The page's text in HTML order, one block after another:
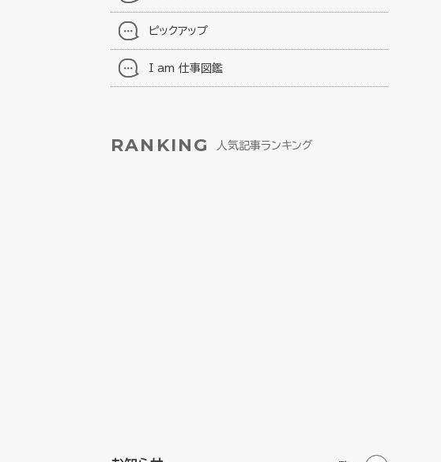
ピックアップ
I am 仕事図鑑
RANKING 人気記事ランキング